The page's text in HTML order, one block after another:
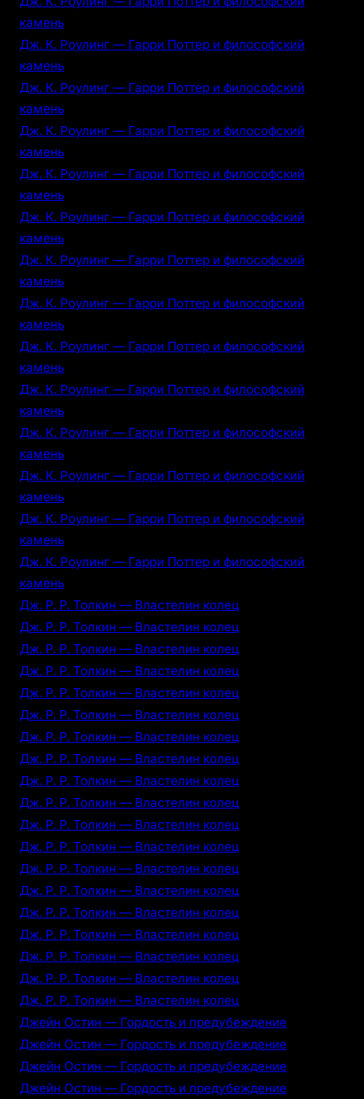
камень
Дж. К. Роулинг — Гарри Поттер и философский
камень
Дж. К. Роулинг — Гарри Поттер и философский
камень
Дж. К. Роулинг — Гарри Поттер и философский
камень
Дж. К. Роулинг — Гарри Поттер и философский
камень
Дж. К. Роулинг — Гарри Поттер и философский
камень
Дж. К. Роулинг — Гарри Поттер и философский
камень
Дж. К. Роулинг — Гарри Поттер и философский
камень
Дж. К. Роулинг — Гарри Поттер и философский
камень
Дж. К. Роулинг — Гарри Поттер и философский
камень
Дж. К. Роулинг — Гарри Поттер и философский
камень
Дж. К. Роулинг — Гарри Поттер и философский
камень
Дж. К. Роулинг — Гарри Поттер и философский
камень
Дж. К. Роулинг — Гарри Поттер и философский
камень
Дж. Р. Р. Толкин — Властелин колец
Дж. Р. Р. Толкин — Властелин колец
Дж. Р. Р. Толкин — Властелин колец
Дж. Р. Р. Толкин — Властелин колец
Дж. Р. Р. Толкин — Властелин колец
Дж. Р. Р. Толкин — Властелин колец
Дж. Р. Р. Толкин — Властелин колец
Дж. Р. Р. Толкин — Властелин колец
Дж. Р. Р. Толкин — Властелин колец
Дж. Р. Р. Толкин — Властелин колец
Дж. Р. Р. Толкин — Властелин колец
Дж. Р. Р. Толкин — Властелин колец
Дж. Р. Р. Толкин — Властелин колец
Дж. Р. Р. Толкин — Властелин колец
Дж. Р. Р. Толкин — Властелин колец
Дж. Р. Р. Толкин — Властелин колец
Дж. Р. Р. Толкин — Властелин колец
Дж. Р. Р. Толкин — Властелин колец
Дж. Р. Р. Толкин — Властелин колец
Джейн Остин — Гордость и предубеждение
Джейн Остин — Гордость и предубеждение
Джейн Остин — Гордость и предубеждение
Джейн Остин — Гордость и предубеждение